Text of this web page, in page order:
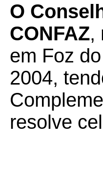
O
CONFAZ,
em Foz
2004,
resolve